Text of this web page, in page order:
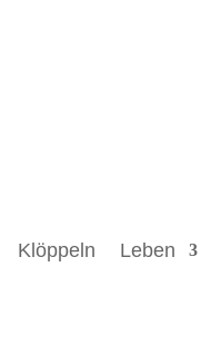
Klöppeln Leben